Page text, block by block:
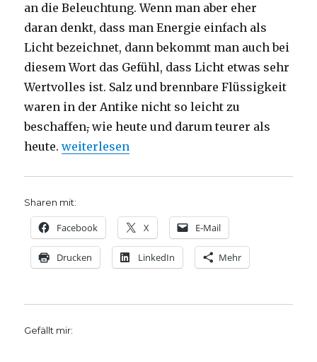
an die Beleuchtung. Wenn man aber eher
daran denkt, dass man Energie einfach als
Licht bezeichnet, dann bekommt man auch bei
diesem Wort das Gefühl, dass Licht etwas sehr
Wertvolles ist. Salz und brennbare Flüssigkeit
waren in der Antike nicht so leicht zu
beschaffen,wie heute und darum teurer als
heute.„Predigt über Matthäus 5, 13-16 mit drei
weiterlesen
Sharen mit:
Facebook X E-Mail
Drucken LinkedIn Mehr
Gefällt mir: